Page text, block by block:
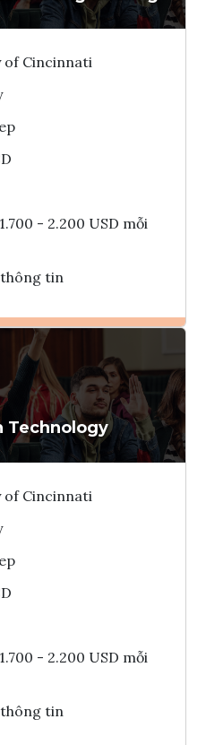
of Cincinnati
- 2.200 USD mỗi
tin
Ghi danh
Tham vấn Interlink
Technology
of Cincinnati
- 2.200 USD mỗi
tin